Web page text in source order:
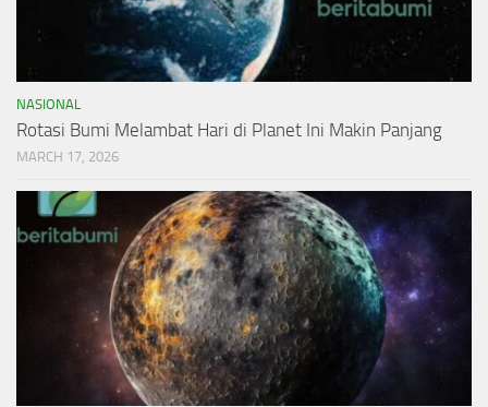
NASIONAL
Rotasi Bumi Melambat Hari di Planet Ini Makin Panjang
MARCH 17, 2026